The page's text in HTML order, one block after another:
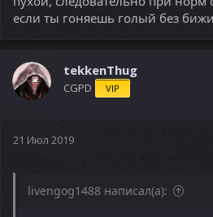
если ты гоняешь голый без
tekkenThug
CGPD VIP
21 Июл 2019
livengog1488 написал(а):